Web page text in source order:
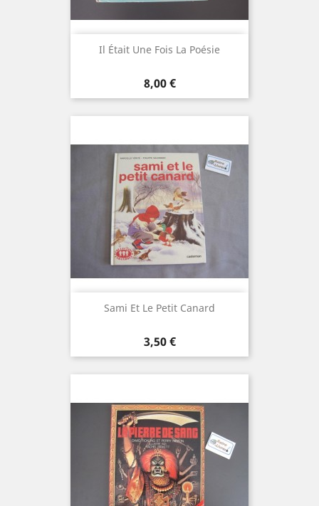
Il Était Une Fois La Poésie
Prix
8,00 €
Sami Et Le Petit Canard
Prix
3,50 €